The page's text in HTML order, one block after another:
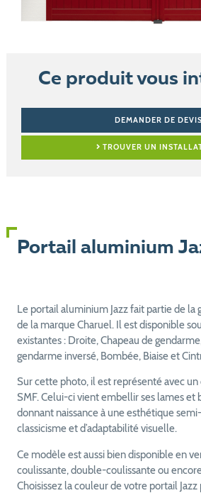
Ce produit vous
DEMANDER DE DEVIS
TROUVER UN
Portail aluminium
Le portail aluminium Jazz fait partie de la
de la marque Charuel. Il est disponible
existantes : Droite, Chapeau de
gendarme inversé, Bombée, Biaise et
Sur cette photo, il est représenté avec
SMF. Celui-ci vient embellir ses lames et
donnant naissance à une esthétique
classicisme et d’adaptabilité visuelle.
Ce modèle est aussi bien disponible en
coulissante, double-coulissante ou
Choisissez la couleur de votre portail